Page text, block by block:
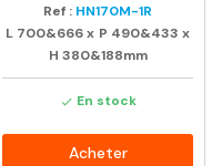
Ref : HN170M-1R
L 700&666x P 490&433 x
H 380&188mm
 En stock
Acheter